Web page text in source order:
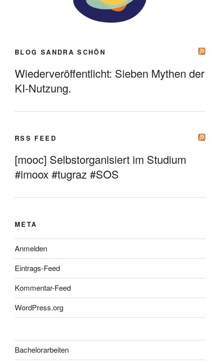
BLOG SANDRA SCHÖN
Wiederveröffentlicht: Sieben Mythen der
KI-Nutzung.
RSS FEED
[mooc] Selbstorganisiert im Studium
#imoox #tugraz #SOS
META
Anmelden
Eintrags-Feed
Kommentar-Feed
WordPress.org
Bachelorarbeiten